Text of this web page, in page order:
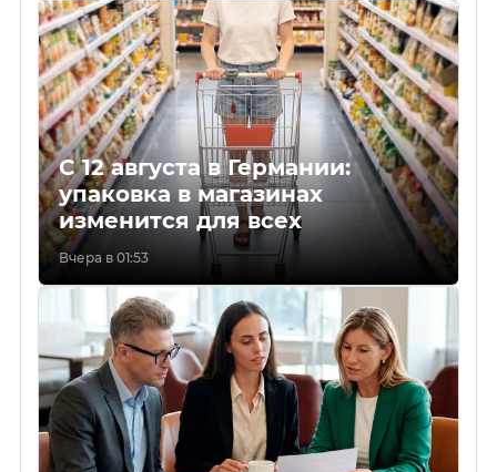
С 12 августа в Германии:
упаковка в магазинах
изменится для всех
Вчера в 01:53